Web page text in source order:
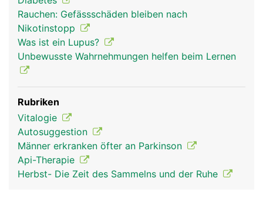
nervensystem frau
mann
Rauchen: Gefässschäden bleiben nach
Nikotinstopp
Was ist ein Lupus?
Unbewusste Wahrnehmungen helfen beim Lernen
Rubriken
Vitalogie
Autosuggestion
Männer erkranken öfter an Parkinson
Api-Therapie
Herbst- Die Zeit des Sammelns und der Ruhe